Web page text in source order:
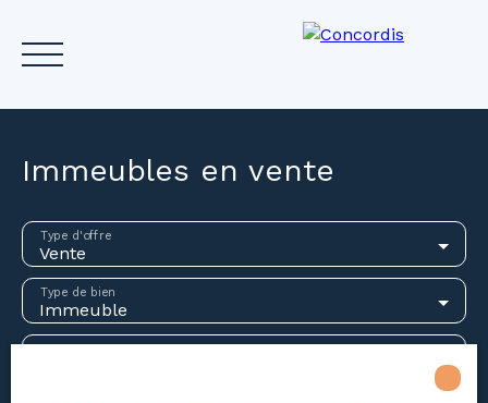
Accueil Acheter
Immeubles en vente
Vente
Type d'offre
Immeuble
Type de bien